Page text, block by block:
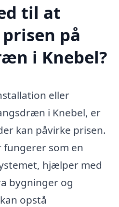
til at
på
i Knebel?
eller
i Knebel, er
kan påvirke prisen.
som en
hjælper med
bygninger og
opstå